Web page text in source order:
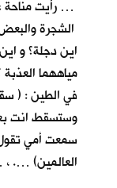
… رأيت
الشجرة
اين دجلة؟ و
مياههما
في الطين : (
وستسقط انت
سمعت أمي
العالمين) ….